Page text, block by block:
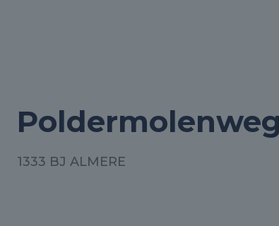
1333 BJ ALMERE